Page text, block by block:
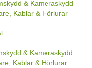
& Kameraskydd
Kablar & Hörlurar
& Kameraskydd
Kablar & Hörlurar